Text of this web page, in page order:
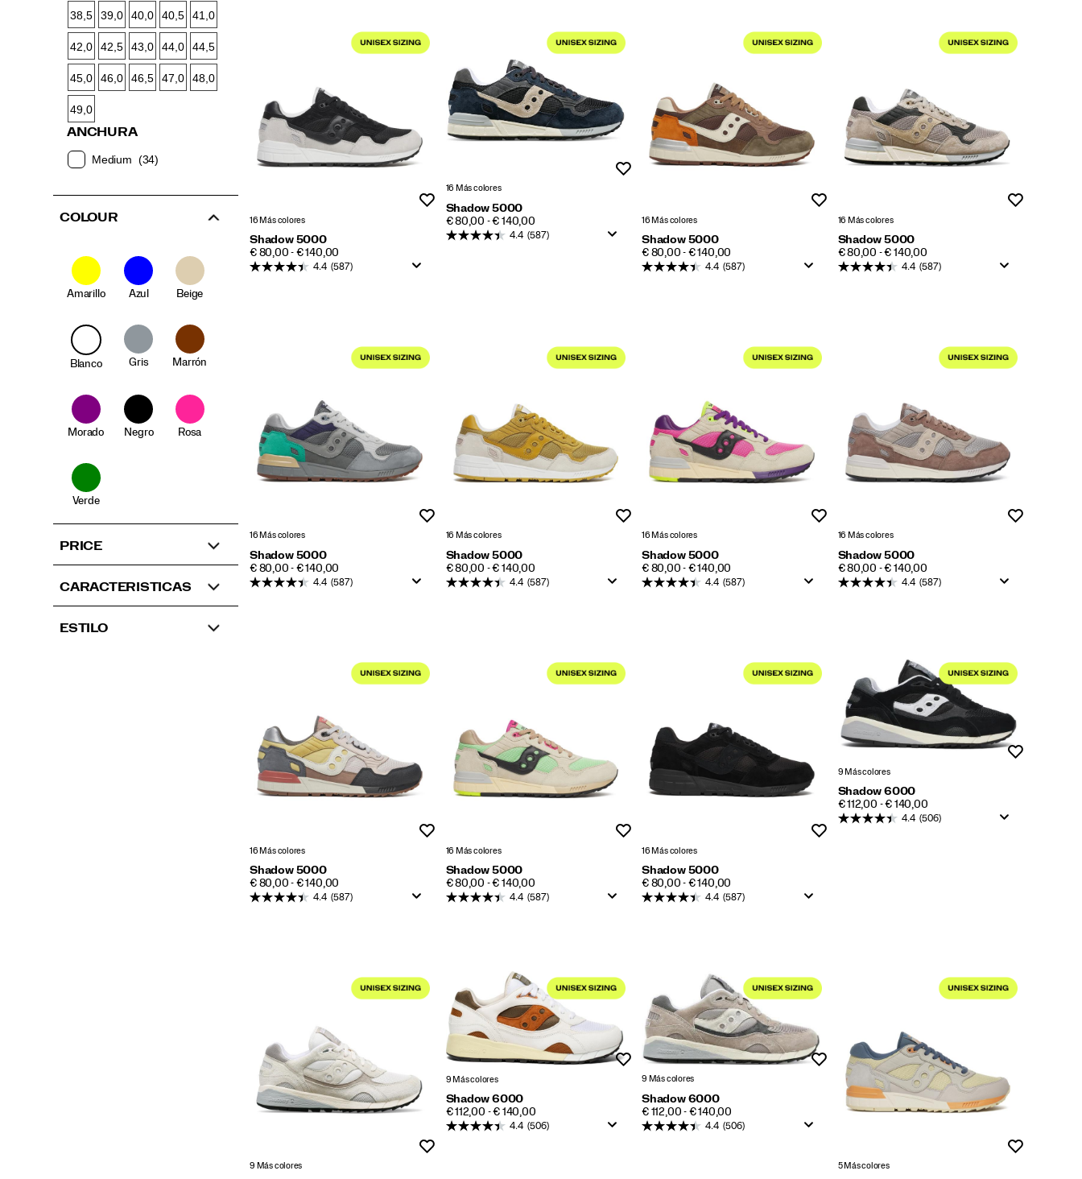
16 Más colores
Shadow 5000
PRICE
€ 80,00 - € 140,00
4.4 (587)
16 Más colores
Shadow 5000
PRICE
€ 80,00 - € 140,00
4.4 (587)
Lista de deseos
16 Más colores
Shadow 5000
PRICE
€ 80,00 - € 140,00
4.4 (587)
16 Más colores
Shadow 5000
PRICE
€ 80,00 - € 140,00
4.4 (587)
16 Más colores
Shadow 5000
PRICE
€ 80,00 - € 140,00
4.4 (587)
16 Más colores
Shadow 5000
PRICE
€ 80,00 - € 140,00
4.4 (587)
16 Más colores
Shadow 5000
PRICE
€ 80,00 - € 140,00
4.4 (587)
16 Más colores
Shadow 5000
PRICE
€ 80,00 - € 140,00
4.4 (587)
16 Más colores
Shadow 5000
PRICE
€ 80,00 - € 140,00
4.4 (587)
16 Más colores
Shadow 5000
PRICE
€ 80,00 - € 140,00
4.4 (587)
16 Más colores
Shadow 5000
PRICE
€ 80,00 - € 140,00
4.4 (587)
9 Más colores
Shadow 6000
PRICE
€ 112,00 - € 140,00
4.4 (506)
9 Más colores
9 Más colores
Shadow 6000
PRICE
€ 112,00 - € 140,00
4.4 (506)
Lista de deseos
9 Más colores
Shadow 6000
PRICE
€ 112,00 - € 140,00
4.4 (506)
Lista de deseos
5 Más colores
38,5 39,0 40,0 40,5 41,0
42,0 42,5 43,0 44,0 44,5
45,0 46,0 46,5 47,0 48,0
49,0
ANCHURA
Medium (34)
COLOUR
Amarillo Azul Beige
Blanco Gris Marrón
Morado Negro Rosa
Verde
PRICE
CARACTERISTICAS
ESTILO